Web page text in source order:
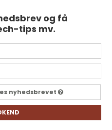
og få
tips mv.
nyhedsbrevet